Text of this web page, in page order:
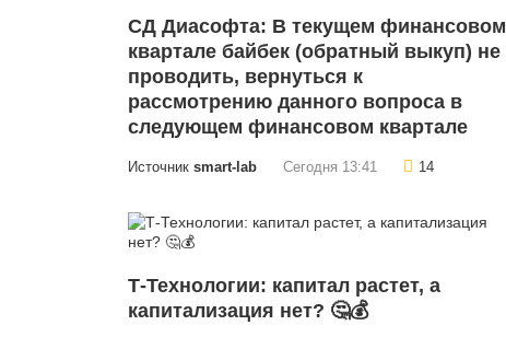
СД Диасофта: В текущем финансовом
квартале байбек (обратный выкуп) не
проводить, вернуться к
рассмотрению данного вопроса в
следующем финансовом квартале
Источник smart-lab Сегодня 13:41 14
Т-Технологии: капитал растет, а
капитализация нет? 🤔💰